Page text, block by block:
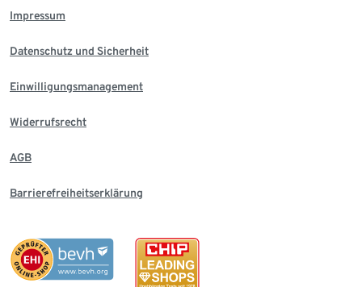
Impressum
Datenschutz und Sicherheit
Einwilligungsmanagement
Widerrufsrecht
AGB
Barrierefreiheitserklärung